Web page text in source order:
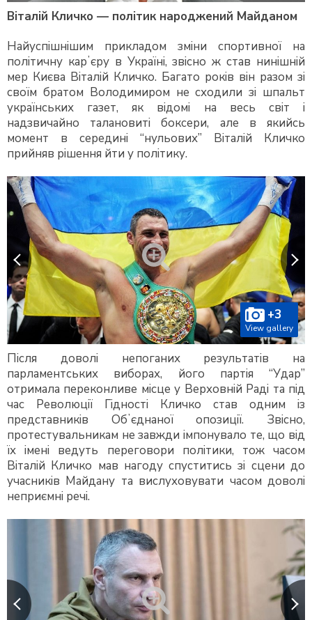
Віталій Кличко — політик народжений Майданом
Найуспішнішим прикладом зміни спортивної на
політичну карʼєру в Україні, звісно ж став нинішній
мер Києва Віталій Кличко. Багато років він разом зі
своїм братом Володимиром не сходили зі шпальт
українських газет, як відомі на весь світ і
надзвичайно талановиті боксери, але в якийсь
момент в середині “нульових” Віталій Кличко
прийняв рішення йти у політику.
+3
View gallery
Після доволі непоганих результатів на
парламентських виборах, його партія “Удар”
отримала переконливе місце у Верховній Раді та під
час Революції Гідності Кличко став одним із
представників Обʼєднаної опозиції. Звісно,
протестувальникам не завжди імпонувало те, що від
їх імені ведуть переговори політики, тож часом
Віталій Кличко мав нагоду спуститись зі сцени до
учасників Майдану та вислуховувати часом доволі
неприємні речі.